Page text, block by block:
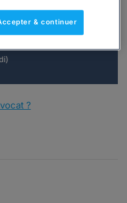
?
& continuer